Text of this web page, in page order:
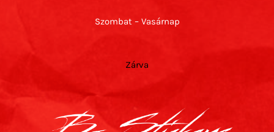
Szombat – Vasárnap
Zárva